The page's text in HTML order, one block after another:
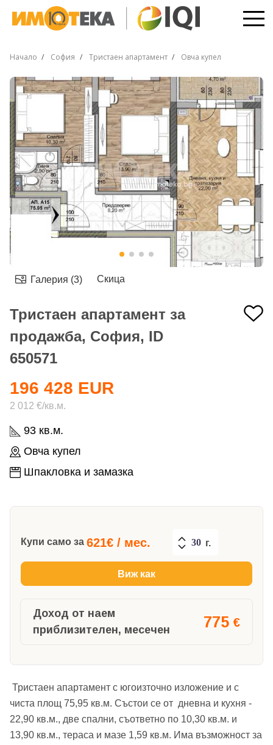
Начало София Тристаен апартамент Овча купел
Галерия (3) Скица
Тристаен апартамент за
продажба, София, ID
650571
93 кв.м.
Овча купел
Шпакловка и замазка
196 428 EUR
2 012 €/кв.м.
Купи само за 621€ / мес. г.
Виж как
Доход от наем
приблизителен, месечен
775 €
Тристаен апартамент с югоизточно изложение и с
чиста площ 75,95 кв.м. Състои се от дневна и кухня -
22,90 кв.м., две спални, съответно по 10,30 кв.м. и
13,90 кв.м., тераса и мазе 1,59 кв.м. Има възможност за